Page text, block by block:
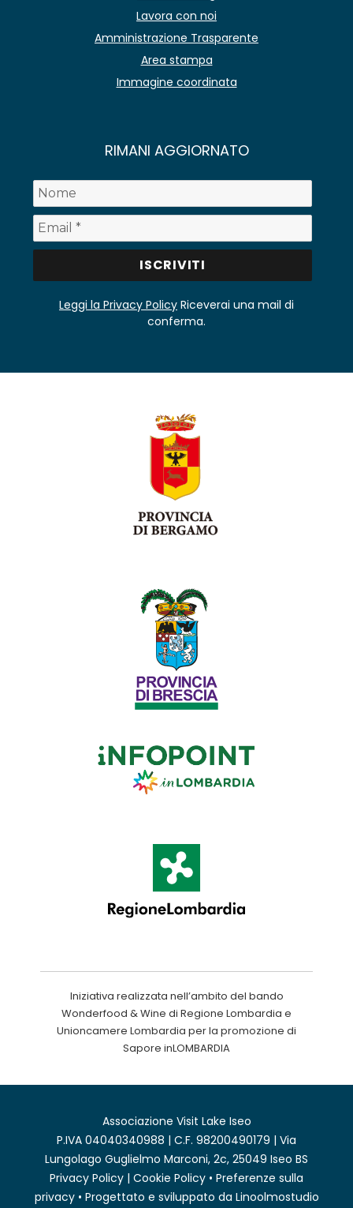
Lavora con noi
Amministrazione Trasparente
Area stampa
Immagine coordinata
RIMANI AGGIORNATO
Leggi la Privacy Policy Riceverai una mail di
conferma.
Iniziativa realizzata nell’ambito del bando
Wonderfood & Wine di Regione Lombardia e
Unioncamere Lombardia per la promozione di
Sapore inLOMBARDIA
Associazione Visit Lake Iseo
P.IVA 04040340988 | C.F. 98200490179 | Via
Lungolago Guglielmo Marconi, 2c, 25049 Iseo BS
Privacy Policy | Cookie Policy • Preferenze sulla
privacy• Progettato e sviluppato da Linoolmostudio